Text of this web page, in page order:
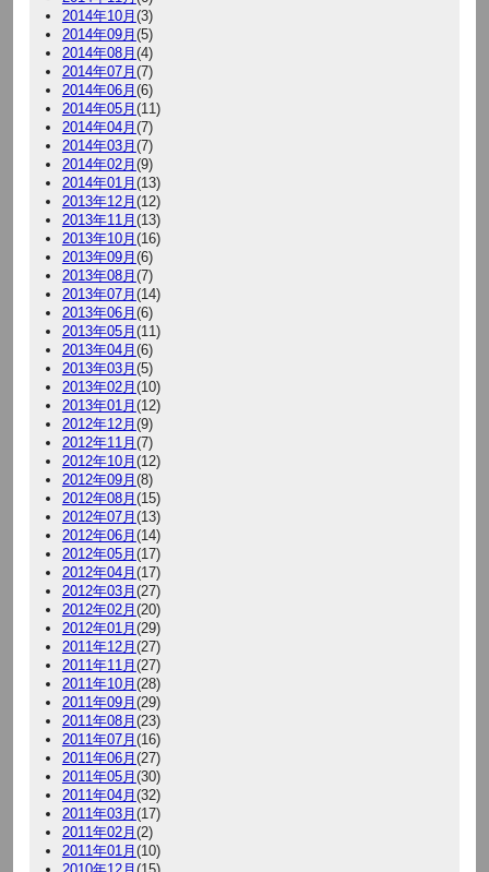
2014年10月 (3)
2014年09月 (5)
2014年08月 (4)
2014年07月 (7)
2014年06月 (6)
2014年05月 (11)
2014年04月 (7)
2014年03月 (7)
2014年02月 (9)
2014年01月 (13)
2013年12月 (12)
2013年11月 (13)
2013年10月 (16)
2013年09月 (6)
2013年08月 (7)
2013年07月 (14)
2013年06月 (6)
2013年05月 (11)
2013年04月 (6)
2013年03月 (5)
2013年02月 (10)
2013年01月 (12)
2012年12月 (9)
2012年11月 (7)
2012年10月 (12)
2012年09月 (8)
2012年08月 (15)
2012年07月 (13)
2012年06月 (14)
2012年05月 (17)
2012年04月 (17)
2012年03月 (27)
2012年02月 (20)
2012年01月 (29)
2011年12月 (27)
2011年11月 (27)
2011年10月 (28)
2011年09月 (29)
2011年08月 (23)
2011年07月 (16)
2011年06月 (27)
2011年05月 (30)
2011年04月 (32)
2011年03月 (17)
2011年02月 (2)
2011年01月 (10)